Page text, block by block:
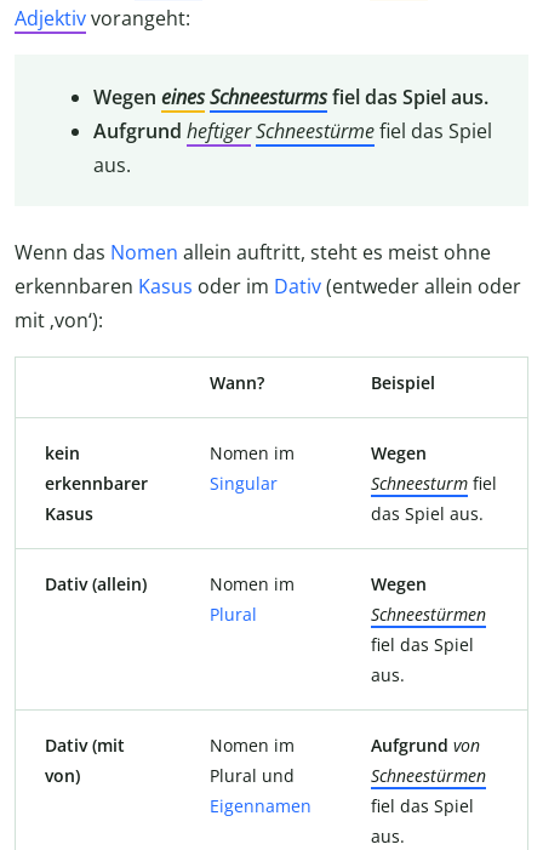
Adjektivvorangeht:
Wegen einesSchneesturmsfiel das Spiel aus.
Aufgrund heftigerSchneestürmefiel das Spiel
aus.
Wenn das Nomen allein auftritt, steht es meist ohne
erkennbaren Kasus oder im Dativ(entweder allein oder
mit ‚von‘):
Wann? Beispiel
kein
erkennbarer
Kasus
Nomen im
Singular
Wegen
Schneesturm fiel
das Spiel aus.
Dativ (allein)
Nomen im
Plural
Wegen
Schneestürmen
fiel das Spiel
aus.
Dativ (mit
von)
Nomen im
Plural und
Eigennamen
Aufgrund von
Schneestürmen
fiel das Spiel
aus.